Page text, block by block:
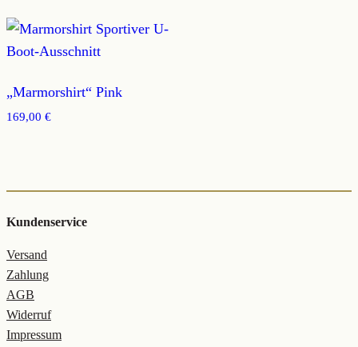
„Marmorshirt“ Pink
169,00 €
Kundenservice
Versand
Zahlung
AGB
Widerruf
Impressum